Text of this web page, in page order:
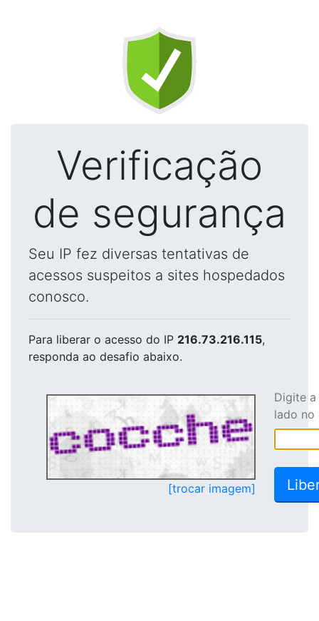
Verificação
de segurança
Seu IP fez diversas tentativas de
acessos suspeitos a sites hospedados
conosco.
Para liberar o acesso do IP 216.73.216.115,
responda ao desafio abaixo.
[trocar imagem]
Digite
lado no